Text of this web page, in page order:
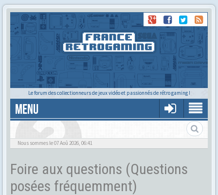
Le forum des collectionneurs de jeux vidéo et passionnés de rétro gaming !
MENU
Foire aux questions
Nous sommes le 07 Aoû 2026, 06:41
Foire aux questions (Questions
posées fréquemment)